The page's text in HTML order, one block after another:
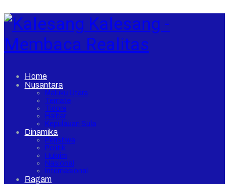
Kalesang -
Membaca Realitas
Home
Nusantara
Maluku Utara
Ternate
Tidore
Halbar
Kepulauan Sula
Dinamika
Peristiwa
Politik
Hukrim
Nasional
Internasional
Ragam